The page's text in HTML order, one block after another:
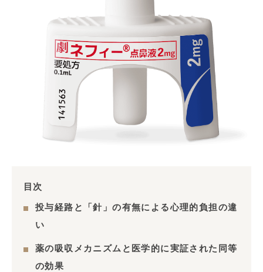
目次
投与経路と「針」の有無による心理的負担の違
い
薬の吸収メカニズムと医学的に実証された同等
の効果